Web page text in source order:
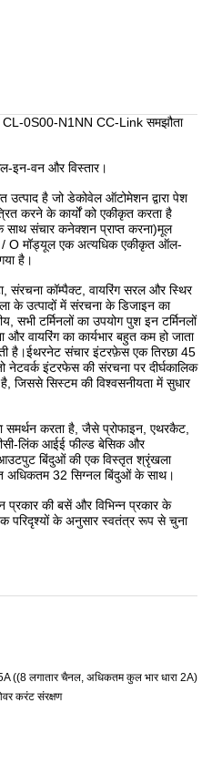
0S00-N1NN CC-Link समझौता
इन-वन और विस्तार।
है जो डेकोवेल ऑटोमेशन द्वारा पेश
करने के कार्यों को एकीकृत करता है
साथ संचार कनेक्शन प्राप्त करना)मूल
/ O मॉड्यूल एक अत्यधिक एकीकृत ऑल-
है।
संरचना कॉम्पैक्ट, वायरिंग सरल और स्थिर
के उत्पादों में संरचना के डिजाइन का
टर्मिनलों का उपयोग पुश इन टर्मिनलों
वायरिंग का कार्यभार बहुत कम हो जाता
है।ईथरनेट संचार इंटरफ़ेस एक तिरछा 45
इंटरफेस की संरचना पर दीर्घकालिक
सिस्टम की विश्वसनीयता में सुधार
करता है, जैसे प्रोफाइन, एथरकैट,
लिंक आईई फील्ड बेसिक और
बिंदुओं की एक विस्तृत श्रृंखला
अधिकतम 32 सिग्नल बिंदुओं के साथ।
की बसें और विभिन्न प्रकार के
परिदृश्यों के अनुसार स्वतंत्र रूप से चुना
((8 लगातार चैनल, अधिकतम कुल भार धारा 2A)
करंट संरक्षण